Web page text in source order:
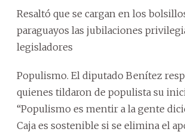
Resaltó que se cargan en los
paraguayos las jubilaciones
legisladores
Populismo. El diputado Benítez
quienes tildaron de populista su
“Populismo es mentir a la gente
Caja es sostenible si se elimina el